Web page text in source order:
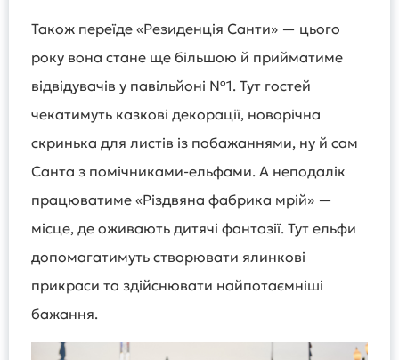
Також переїде «Резиденція Санти» — цього
року вона стане ще більшою й прийматиме
відвідувачів у павільйоні №1. Тут гостей
чекатимуть казкові декорації, новорічна
скринька для листів із побажаннями, ну й сам
Санта з помічниками-ельфами. А неподалік
працюватиме «Різдвяна фабрика мрій» —
місце, де оживають дитячі фантазії. Тут ельфи
допомагатимуть створювати ялинкові
прикраси та здійснювати найпотаємніші
бажання.